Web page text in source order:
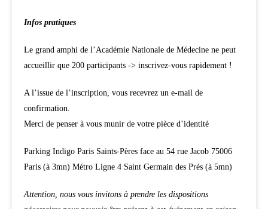
Infos pratiques
Le grand amphi de l’Académie Nationale de Médecine ne peut
accueillir que 200 participants -> inscrivez-vous rapidement !
A l’issue de l’inscription, vous recevrez un e-mail de
confirmation.
Merci de penser à vous munir de votre pièce d’identité
Parking Indigo Paris Saints-Pères face au 54 rue Jacob 75006
Paris (à 3mn) Métro Ligne 4 Saint Germain des Prés (à 5mn)
Attention, nous vous invitons à prendre les dispositions